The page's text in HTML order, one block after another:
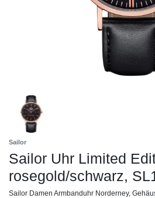
Sailor
Sailor Uhr Limited
rosegold/schwarz,
Sailor Damen Armbanduhr Norderney,